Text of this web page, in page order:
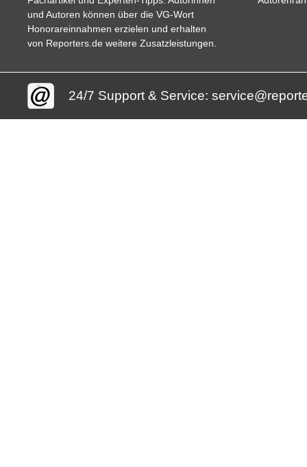
und Autoren können über die VG-Wort
Honorareinnahmen erzielen und erhalten
von Reporters.de weitere Zusatzleistungen.
24/7 Support & Service: